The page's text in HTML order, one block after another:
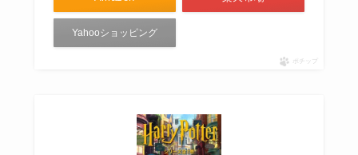
Yahooショッピング
ポチップ